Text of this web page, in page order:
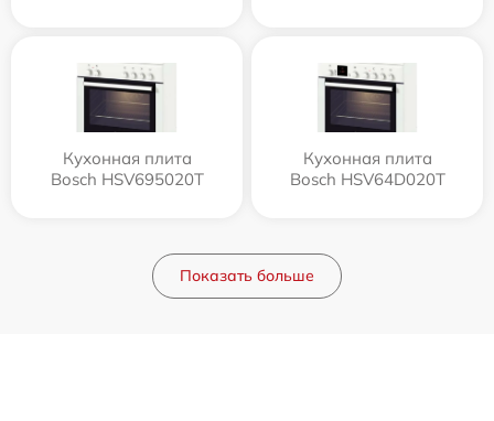
Кухонная плита
Bosch HSV695020T
Кухонная плита
Bosch HSV64D020T
Показать больше